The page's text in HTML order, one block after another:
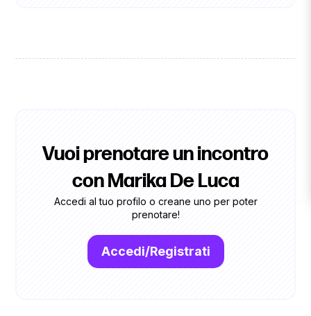
Vuoi prenotare un incontro
con Marika De Luca
Accedi al tuo profilo o creane uno per poter
prenotare!
Accedi/Registrati